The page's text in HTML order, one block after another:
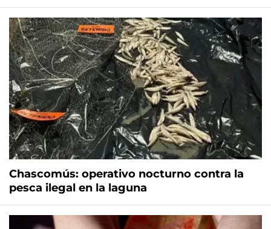
Chascomús: operativo nocturno contra la
pesca ilegal en la laguna